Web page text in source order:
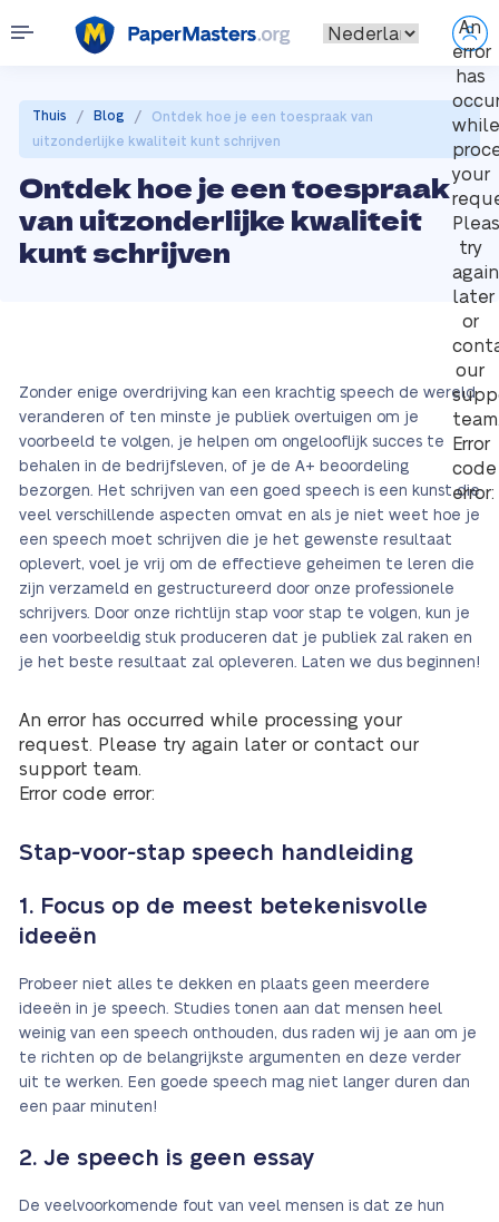
An
error
has
while
your
try
again
later
or
our
Error
code
error:
Thuis / Blog /
Ontdek hoe je een toespraak van
uitzonderlijke kwaliteit kunt schrijven
Ontdek hoe je een toespraak
van uitzonderlijke kwaliteit
kunt schrijven
Zonder enige overdrijving kan een krachtig speech de wereld
veranderen of ten minste je publiek overtuigen om je
voorbeeld te volgen, je helpen om ongelooflijk succes te
behalen in de bedrijfsleven, of je de A+ beoordeling
bezorgen. Het schrijven van een goed speech is een kunst die
veel verschillende aspecten omvat en als je niet weet hoe je
een speech moet schrijven die je het gewenste resultaat
oplevert, voel je vrij om de effectieve geheimen te leren die
zijn verzameld en gestructureerd door onze professionele
schrijvers. Door onze richtlijn stap voor stap te volgen, kun je
een voorbeeldig stuk produceren dat je publiek zal raken en
je het beste resultaat zal opleveren. Laten we dus beginnen!
An error has occurred while processing your
request. Please try again later or contact our
support team.
Error code error:
Stap-voor-stap speech handleiding
1. Focus op de meest betekenisvolle
ideeën
Probeer niet alles te dekken en plaats geen meerdere
ideeën in je speech. Studies tonen aan dat mensen heel
weinig van een speech onthouden, dus raden wij je aan om je
te richten op de belangrijkste argumenten en deze verder
uit te werken. Een goede speech mag niet langer duren dan
een paar minuten!
2. Je speech is geen essay
De veelvoorkomende fout van veel mensen is dat ze hun